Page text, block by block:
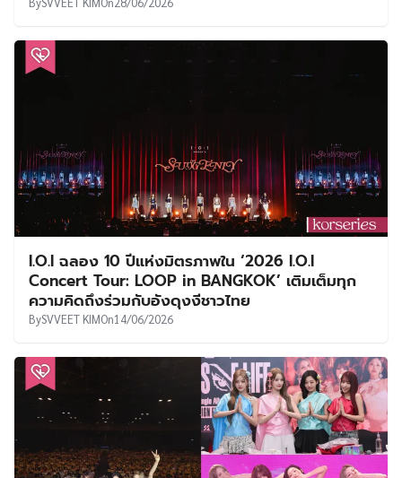
I.O.I ฉลอง 10 ปีแห่งมิตรภาพใน ‘2026 I.O.I
Concert Tour: LOOP in BANGKOK’ เติมเต็มทุก
ความคิดถึงร่วมกับอังดุงงีชาวไทย
BySVVEET KIMOn14/06/2026